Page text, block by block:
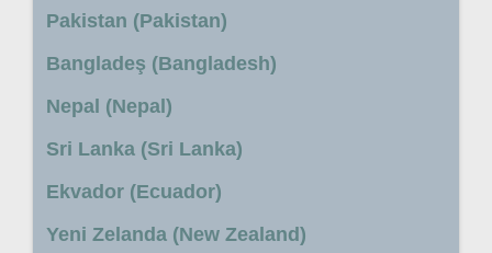
Pakistan (Pakistan)
Bangladeş (Bangladesh)
Nepal (Nepal)
Sri Lanka (Sri Lanka)
Ekvador (Ecuador)
Yeni Zelanda (New Zealand)